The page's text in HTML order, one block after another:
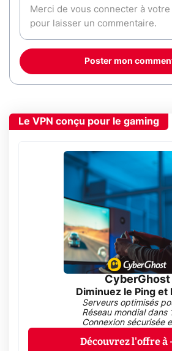
Poster mon
Le VPN conçu pour le gaming
CyberGhost
Diminuez le Ping et
Serveurs optimisés
Réseau mondial dans
Connexion sécurisée
Découvrez l'offre à